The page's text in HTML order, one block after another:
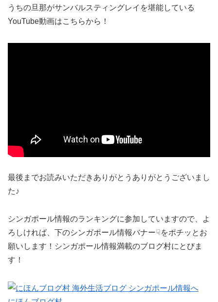
うちの旦那がサンバルスティングレイを堪能している
YouTube動画はこちらから！
最後までお読みいただきありがとうありがとうございまし
た♪
シンガポール情報のランキングに参加していますので、よ
ろしければ、下のシンガポール情報バナー☟をポチッとお
願いします！シンガポール情報満載のブログ村にとびま
す！